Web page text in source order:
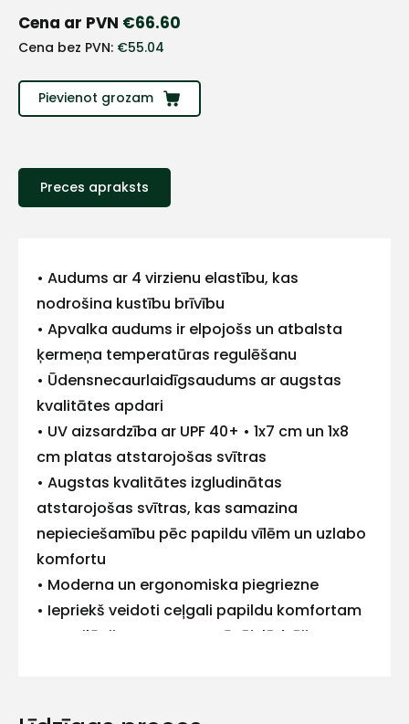
Cena ar PVN €66.60
Cena bez PVN: €55.04
Pievienot grozam
Preces apraksts
• Audums ar 4 virzienu elastību, kas
nodrošina kustību brīvību
• Apvalka audums ir elpojošs un atbalsta
ķermeņa temperatūras regulēšanu
• Ūdensnecaurlaidīgsaudums ar augstas
kvalitātes apdari
• UV aizsardzība ar UPF 40+ • 1x7 cm un 1x8
cm platas atstarojošas svītras
• Augstas kvalitātes izgludinātas
atstarojošas svītras, kas samazina
nepieciešamību pēc papildu vīlēm un uzlabo
komfortu
• Moderna un ergonomiska piegriezne
• Iepriekš veidoti ceļgali papildu komfortam
• Ventilācijas atveres ar rāvējslēdzējiem
• Pastiprinājumi vietās, kas ir visvairāk
Sazinies
ar
mums!
Atbildēsim
ātrāk
Vārds
E-pasts
+